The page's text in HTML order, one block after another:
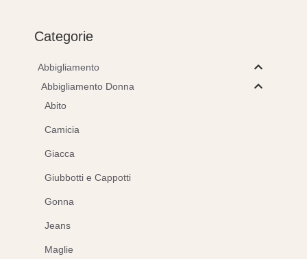
€149,00.
è:
€104,30.
Categorie
Abbigliamento
Abbigliamento Donna
Abito
Camicia
Giacca
Giubbotti e Cappotti
Gonna
Jeans
Maglie